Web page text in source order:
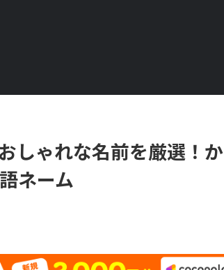
しゃれな名前を厳選！か
ネーム